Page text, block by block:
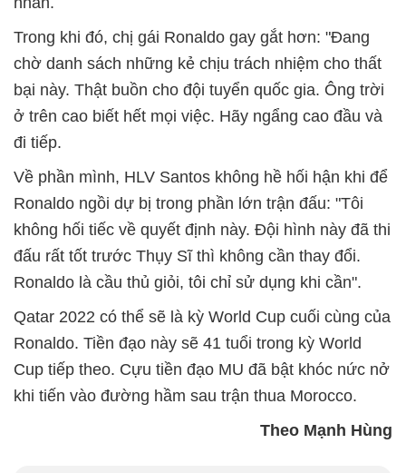
Trong khi đó, chị gái Ronaldo gay gắt hơn: "Đang
chờ danh sách những kẻ chịu trách nhiệm cho thất
bại này. Thật buồn cho đội tuyển quốc gia. Ông trời
ở trên cao biết hết mọi việc. Hãy ngẩng cao đầu và
đi tiếp.
Về phần mình, HLV Santos không hề hối hận khi để
Ronaldo ngồi dự bị trong phần lớn trận đấu: "Tôi
không hối tiếc về quyết định này. Đội hình này đã thi
đấu rất tốt trước Thụy Sĩ thì không cần thay đổi.
Ronaldo là cầu thủ giỏi, tôi chỉ sử dụng khi cần".
Qatar 2022 có thể sẽ là kỳ World Cup cuối cùng của
Ronaldo. Tiền đạo này sẽ 41 tuổi trong kỳ World
Cup tiếp theo. Cựu tiền đạo MU đã bật khóc nức nở
khi tiến vào đường hầm sau trận thua Morocco.
Theo Mạnh Hùng